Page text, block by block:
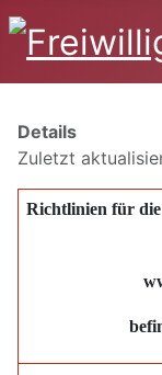
Details
Zuletzt
Richtlinien für